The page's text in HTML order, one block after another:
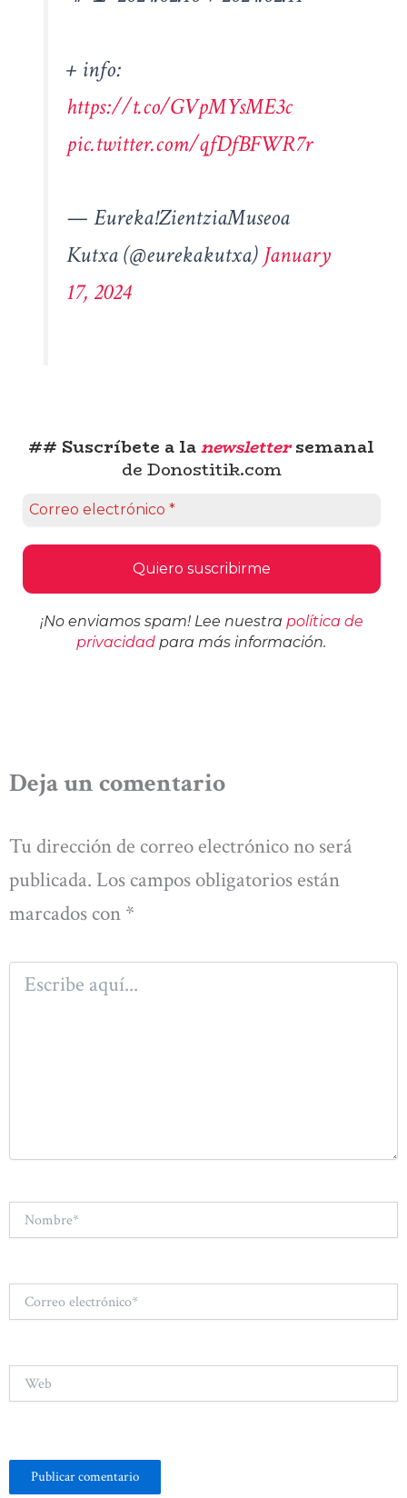
+ info:
https://t.co/GVpMYsME3c
pic.twitter.com/qfDfBFWR7r
— Eureka!ZientziaMuseoa
Kutxa (@eurekakutxa) January
17, 2024
## Suscríbete a lanewslettersemanal
de Donostitik.com
¡No enviamos spam! Lee nuestra política de
privacidad para más información.
Deja un comentario
Tu dirección de correo electrónico no será
publicada. Los campos obligatorios están
marcados con *
Escribe
aquí...
electrónico*